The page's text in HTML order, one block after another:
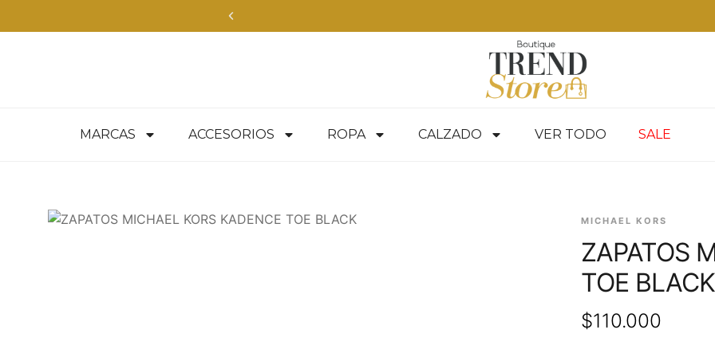
Compra con entrega inmediata en todo Chile — compra aquí
MARCAS ACCESORIOS ROPA CALZADO VER TODO SALE
MICHAEL KORS
ZAPATOS
TOE BLACK
$110.000